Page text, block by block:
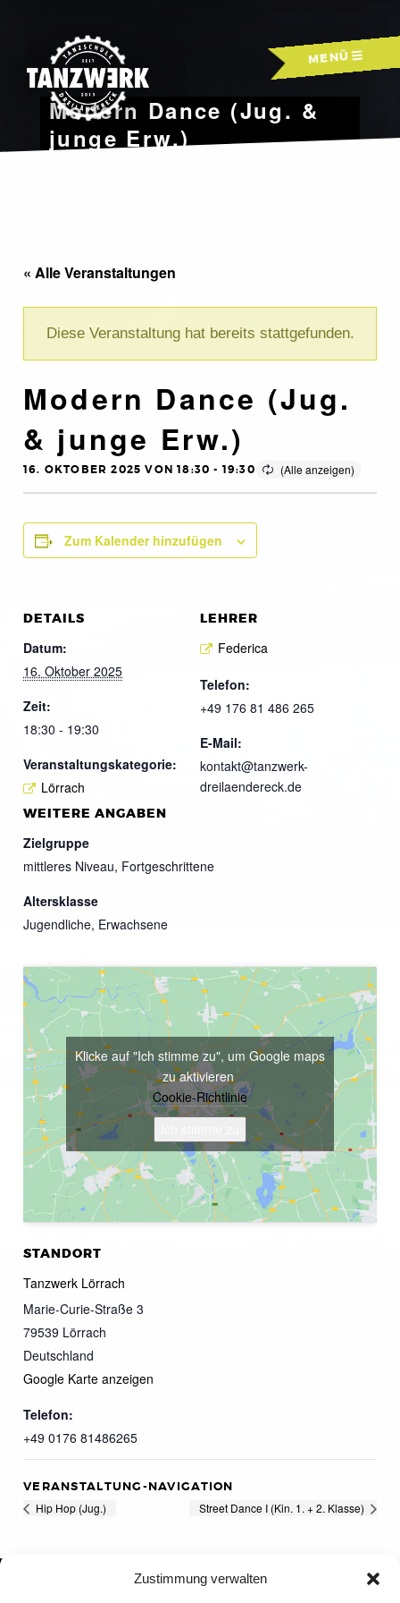
Zustimmung verwalten
MENÜ
Modern Dance (Jug. &
junge Erw.)
« Alle Veranstaltungen
Diese Veranstaltung hat bereits stattgefunden.
Modern Dance (Jug.
& junge Erw.)
16. OKTOBER 2025 VON 18:30 - 19:30
Zum Kalender hinzufügen
DETAILS
Datum:
16. Oktober 2025
Zeit:
18:30 - 19:30
Veranstaltungskategorie:
Lörrach
LEHRER
Federica
Telefon:
+49 176 81 486 265
E-Mail:
kontakt@tanzwerk-
dreilaendereck.de
WEITERE ANGABEN
Zielgruppe
mittleres Niveau, Fortgeschrittene
Altersklasse
Jugendliche, Erwachsene
STANDORT
Tanzwerk Lörrach
Marie-Curie-Straße 3
79539 Lörrach
Deutschland
Google Karte anzeigen
Telefon:
+49 0176 81486265
Klicke auf "Ich stimme zu", um Google maps
zu aktivieren
Cookie-Richtlinie
VERANSTALTUNG-NAVIGATION
Hip Hop (Jug.) Street Dance I (Kin. 1. + 2. Klasse)